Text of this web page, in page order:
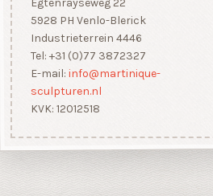
Egtenrayseweg 22
5928 PH Venlo-Blerick
Industrieterrein 4446
Tel: +31 (0)77 3872327
E-mail: info@martinique-
sculpturen.nl
KVK: 12012518